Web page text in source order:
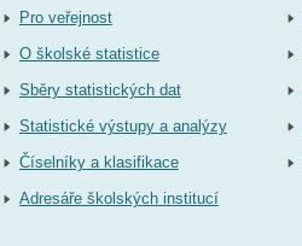
Pro veřejnost
O školské statistice
Sběry statistických dat
Statistické výstupy a analýzy
Číselníky a klasifikace
Adresáře školských institucí